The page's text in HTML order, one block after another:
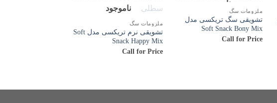
ناموجود
ملزومات سگ
تشویقی سگ تریکسی مدل
Soft Snack Bony Mix
Call for Price
ناموجود
ملزومات سگ
تشویقی نرم تریکسی مدل Soft
Snack Happy Mix
Call for Price